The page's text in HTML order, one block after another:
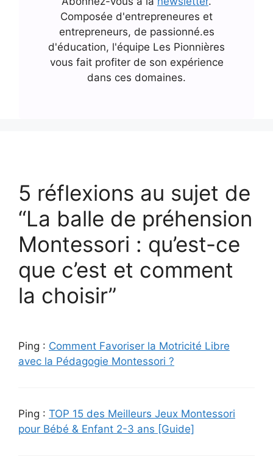
Composée d'entrepreneures et
entrepreneurs, de passionné.es
d'éducation, l'équipe Les Pionnières
vous fait profiter de son expérience
dans ces domaines.
5 réflexions au sujet de
“La balle de préhension
Montessori : qu’est-ce
que c’est et comment
la choisir”
Ping : Comment Favoriser la Motricité Libre
avec la Pédagogie Montessori ?
Ping : TOP 15 des Meilleurs Jeux Montessori
pour Bébé & Enfant 2-3 ans [Guide]